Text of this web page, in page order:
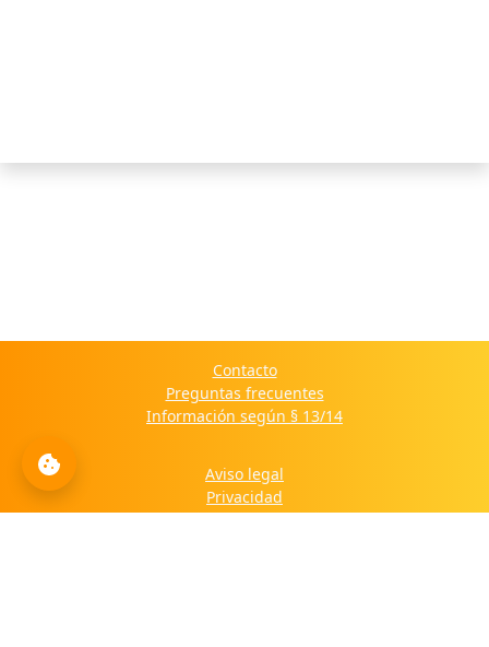
Contacto
Preguntas frecuentes
Información según § 13/14
Aviso legal
Privacidad